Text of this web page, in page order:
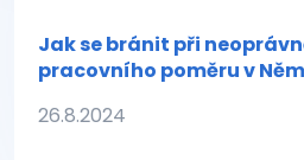
Jak se bránit při
pracovního poměru v
26.8.2024